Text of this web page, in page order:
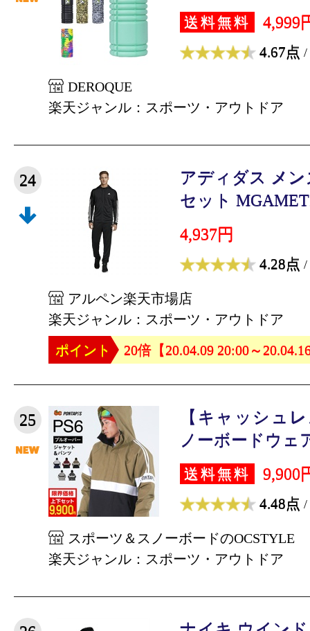
送料無料 4,999
4.67点 /
DEROQUE
楽天ジャンル：スポーツ・アウトドア
24
アディダス メ
セット
4,937円
4.28点 /
アルペン楽天市場店
楽天ジャンル：スポーツ・アウトドア
ポイント
20倍【20.04.09 20:00～
25
【キャッシュ
ノーボードウェ
送料無料 9,900
4.48点 /
スポーツ＆スノーボードのOCSTYLE
楽天ジャンル：スポーツ・アウトドア